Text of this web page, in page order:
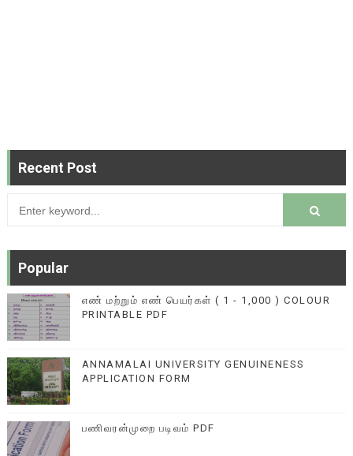
Recent Post
Popular
எண் மற்றும் எண் பெயர்கள் ( 1 - 1,000 ) COLOUR
PRINTABLE PDF
ANNAMALAI UNIVERSITY GENUINENESS
APPLICATION FORM
பணிவரன்முறை படிவம் PDF